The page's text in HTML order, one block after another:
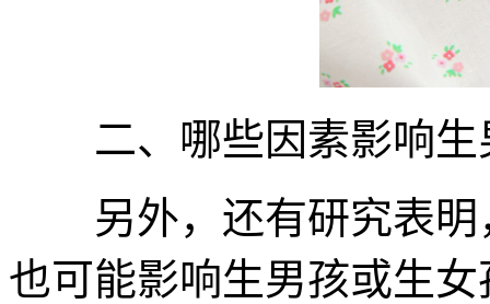
二、哪些因素影响生
另外，还有研究表明
也可能影响生男孩或生